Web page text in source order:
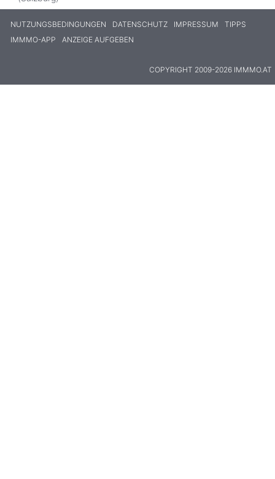
NUTZUNGSBEDINGUNGEN DATENSCHUTZ IMPRESSUM
TIPPS
IMMMO-APP
ANZEIGE AUFGEBEN
COPYRIGHT 2009-2026 IMMMO.AT